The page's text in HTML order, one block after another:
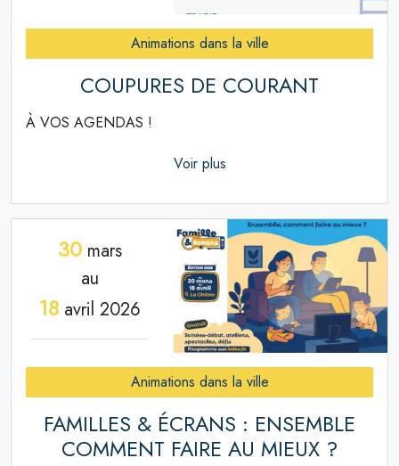
Animations dans la ville
COUPURES DE COURANT
À VOS AGENDAS !
Voir plus
30mars
au
18avril 2026
Animations dans la ville
FAMILLES & ÉCRANS : ENSEMBLE
COMMENT FAIRE AU MIEUX ?